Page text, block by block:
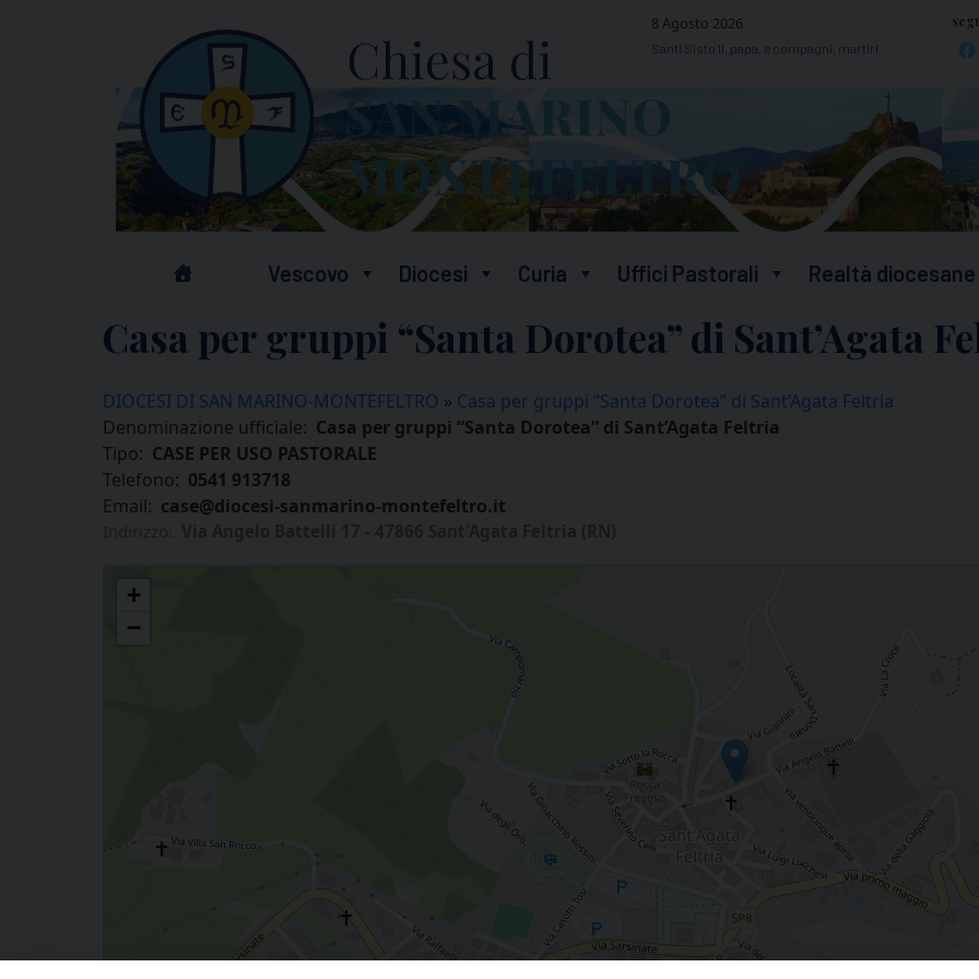
8 Agosto 2026
Santi Sisto II, papa, e compagni, martiri
Vescovo Diocesi Curia Uffici Pastorali Realtà diocesane
Casa per gruppi “Santa Dorotea” di Sant’Agata
DIOCESI DI SAN MARINO-MONTEFELTRO » Casa per gruppi “Santa Dorotea” di Sant’Agata Feltria
Denominazione ufficiale: Casa per gruppi “Santa Dorotea” di Sant’Agata Feltria
Tipo: CASE PER USO PASTORALE
Telefono: 0541 913718
Email: case@diocesi-sanmarino-montefeltro.it
+
−